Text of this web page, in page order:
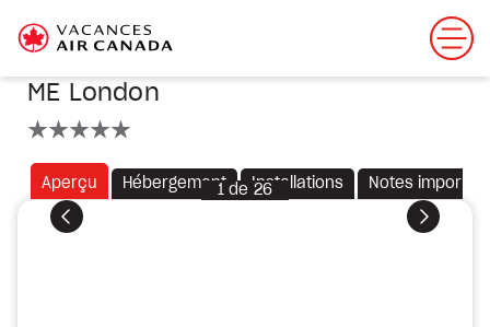
ME London
Aperçu Hébergement Installations Notes
Précédent Suivant
1de 26